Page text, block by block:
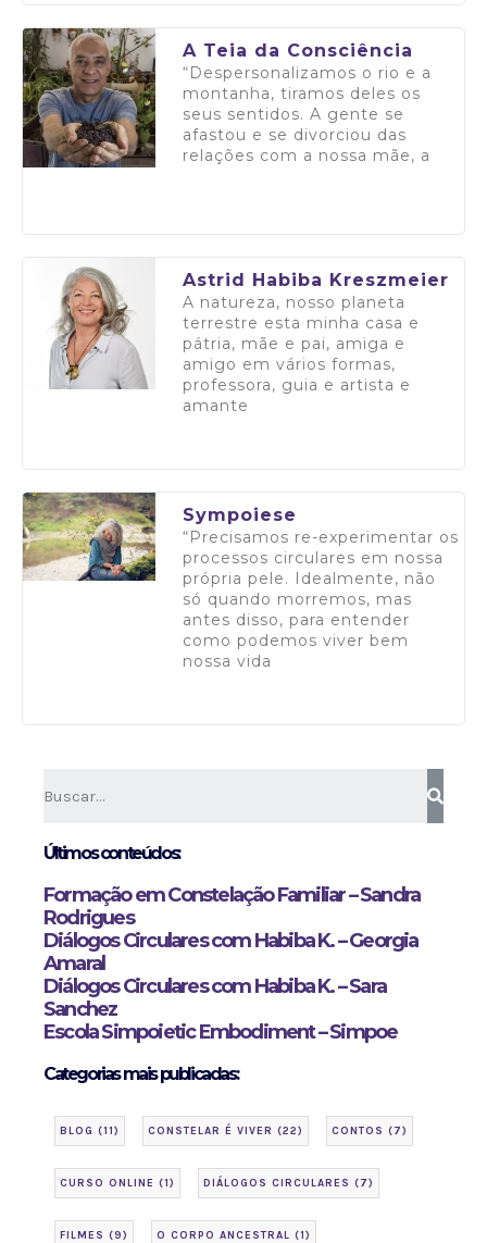
A Teia da Consciência
“Despersonalizamos o rio e a
montanha, tiramos deles os
seus sentidos. A gente se
afastou e se divorciou das
relações com a nossa mãe, a
Astrid Habiba Kreszmeier
A natureza, nosso planeta
terrestre esta minha casa e
pátria, mãe e pai, amiga e
amigo em vários formas,
professora, guia e artista e
amante
Sympoiese
“Precisamos re-experimentar os
processos circulares em nossa
própria pele. Idealmente, não
só quando morremos, mas
antes disso, para entender
como podemos viver bem
nossa vida
Últimos conteúdos:
Formação em Constelação Familiar – Sandra
Rodrigues
Diálogos Circulares com Habiba K. – Georgia
Amaral
Diálogos Circulares com Habiba K. – Sara
Sanchez
Escola Simpoietic Embodiment – Simpoe
Categorias mais publicadas:
BLOG (11) CONSTELAR É VIVER (22) CONTOS (7)
CURSO ONLINE (1) DIÁLOGOS CIRCULARES (7)
FILMES (9) O CORPO ANCESTRAL (1)